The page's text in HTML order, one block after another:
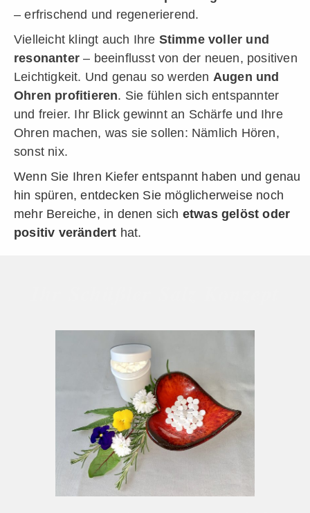
– erfrischend und regenerierend.
Vielleicht klingt auch Ihre Stimme voller und
resonanter – beeinflusst von der neuen, positiven
Leichtigkeit. Und genau so werden Augen und
Ohren profitieren. Sie fühlen sich entspannter
und freier. Ihr Blick gewinnt an Schärfe und Ihre
Ohren machen, was sie sollen: Nämlich Hören,
sonst nix.
Wenn Sie Ihren Kiefer entspannt haben und genau
hin spüren, entdecken Sie möglicherweise noch
mehr Bereiche, in denen sich etwas gelöst oder
positiv verändert hat.